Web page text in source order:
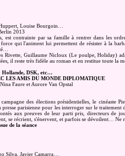
Louise Bourgoin…
2013
est contrainte par sa famille à rentrer dans les
force qui l'animent lui permettent de résister à la
Rivette, Guillaume Nicloux (Le poulpe, Holiday)
il reste très fidèle au roman et en restitue toute la
Hollande, DSK, etc…
LES AMIS DU MONDE DIPLOMATIQUE
Faure et Aurore Van Opstal
des élections présidentielles, le cinéaste
presse parisienne pour les interroger sur le
aux preuves de leur parti pris, directeurs de
se récrient, s'énervent, et parfois se dévoilent… Ne
de la séance
Silva, Javier Camarra…